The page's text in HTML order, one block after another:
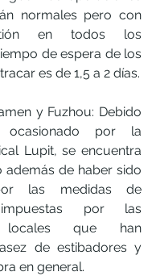
normales pero con
en todos los
de espera de los
es de 1,5 a 2 días.
y Fuzhou: Debido
por la
Lupit, se encuentra
además de haber sido
las medidas de
impuestas por las
locales que han
de estibadores y
en general.